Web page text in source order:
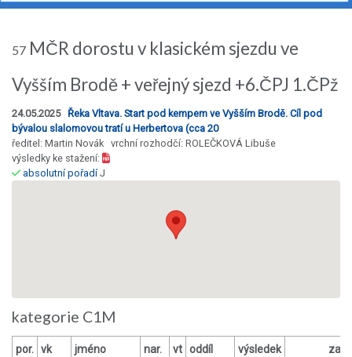
57 MČR dorostu v klasickém sjezdu ve
Vyšším Brodě + veřejný sjezd +6.ČPJ 1.ČPž
24.05.2025 Řeka Vltava. Start pod kempem ve Vyšším Brodě. Cíl pod
bývalou slalomovou tratí u Herbertova (cca 20
ředitel: Martin Novák vrchní rozhodčí: ROLEČKOVÁ Libuše
výsledky ke stažení:
absolutní pořadíJ
kategorie C1M
por. vk jméno nar. vt oddíl výsledek
za